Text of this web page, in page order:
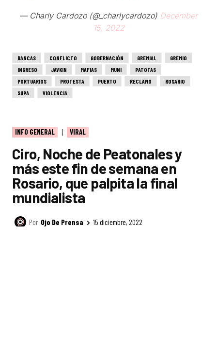
— Charly Cardozo (@_charlycardozo) December
15, 2022
BANCAS CONFLICTO GOBERNACIÓN GREMIAL
GREMIO
INGRESO
JAVKIN MAFIAS MUNI
PATOTAS
PORTUARIOS
PROTESTA PUERTO RECLAMO
ROSARIO
SUPA
VIOLENCIA